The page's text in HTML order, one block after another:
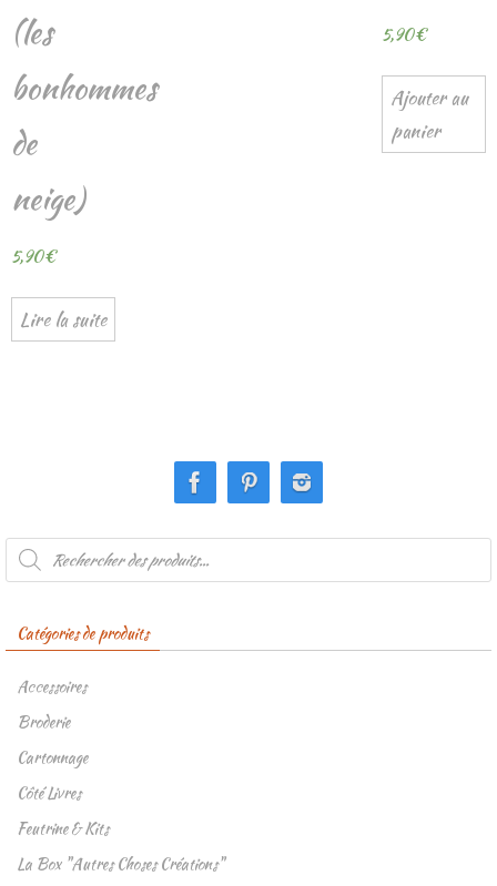
(les
bonhommes
de
neige)
5,90€
Lire la suite
5,90€
Ajouter au
panier
Recherche
produits
Catégories de produits
Accessoires
Broderie
Cartonnage
Côté Livres
Feutrine & Kits
La Box "Autres Choses Créations"